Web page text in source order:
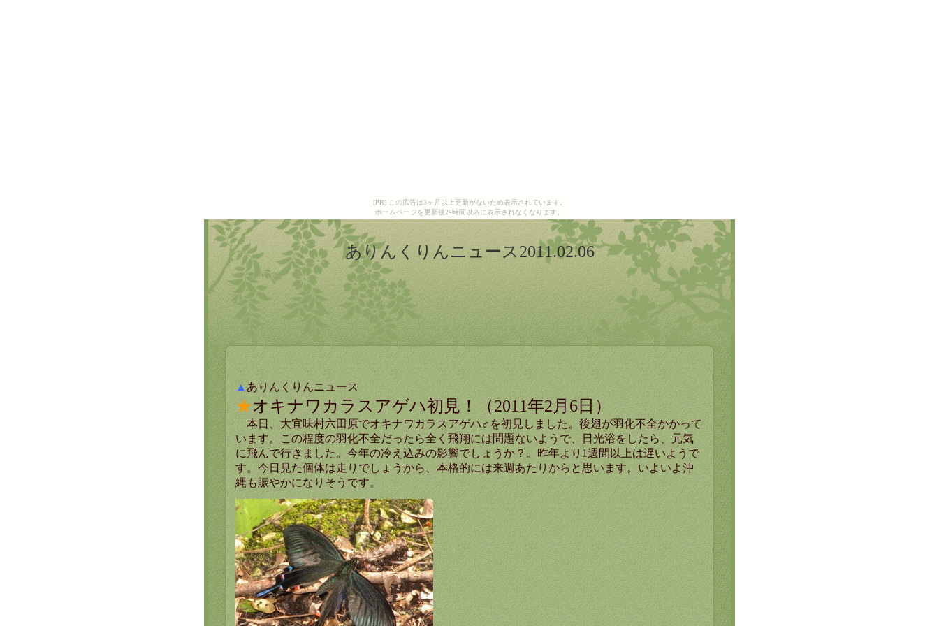
[PR] この広告は3ヶ月以上更新がないため表示されています。
ホームページを更新後24時間以内に表示されなくなります。
ありんくりんニュース2011.02.06
▲ありんくりんニュース
★オキナワカラスアゲハ初見！（2011年2月6日）
本日、大宜味村六田原でオキナワカラスアゲハ♂を初見しました。後翅が羽化不全かかって
います。この程度の羽化不全だったら全く飛翔には問題ないようで、日光浴をしたら、元気
に飛んで行きました。今年の冷え込みの影響でしょうか？。昨年より1週間以上は遅いようで
す。今日見た個体は走りでしょうから、本格的には来週あたりからと思います。いよいよ沖
縄も賑やかになりそうです。